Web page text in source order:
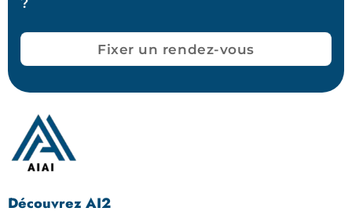
Découvrez AI2
Fixer un rendez-vous